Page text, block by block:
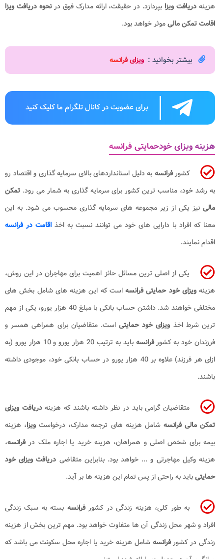
هزینه دریافت ویزا بپردازد. در حقیقت، ارائه مدارک فوق درنحوه دریافت ویزا
اقامت تمکن مالیموثر خواهد بود.
بیشتر بخوانید : ویزای فرانسه
برای عضویت در کانال تلگرام ما کلیک کنید
هزینه ویزای خودحمایتی فرانسه
کشورفرانسه به دلیل استانداردهای بالای سرمایه گذاری و اقتصاد رو
به رشد خود، مناسب ترین کشور برای سرمایه گذاری به شمار می رود. تمکن
مالی نیز یکی از زیر مجموعه های سرمایه گذاری محسوب می شود. به این
معنا که افراد با دارایی های خود می توانند نسبت به اخذ اقامت در فرانسه
اقدام نمایند.
یکی از اصلی ترین مسائل حائز اهمیت برای مهاجران در این روش،
هزینهویزای خود حمایتی فرانسهاست که این هزینه های شامل بخش های
مختلفی خواهند شد. داشتن حساب بانکی با مبلغ 40 هزار یورو، یکی از مهم
ترین شرط اخذ ویزای خود حمایتیاست. متقاضیان برای همراهی همسر و
فرزندان خود به کشورفرانسه
باید به ترتیب 20 هزار یورو و 10 هزار یورو (به
ازای هر فرزند) علاوه بر 40 هزار یورو در حساب بانکی خود، موجودی داشته
باشند.
متقاضیان گرامی باید در نظر داشته باشند که هزینهدریافت ویزای
تمکن مالی فرانسهشامل هزینه های ترجمه مدارک، درخواست ویزا، هزینه
بیمه برای شخص اصلی و همراهان، هزینه خرید یا اجاره ملک درفرانسه،
هزینه وکیل مهاجرتی و ... خواهد بود. بنابراین متقاضی دریافت ویزای خود
حمایتیباید به راحتی از پس تمام این هزینه ها بر آید.
به طور کلی، هزینه زندگی در کشورفرانسه بسته به سبک زندگی
افراد و شهر محل زندگی آن ها متفاوت خواهد بود. مهم ترین بخش از هزینه
زندگی در کشورفرانسه شامل هزینه خرید یا اجاره محل سکونت می باشد که